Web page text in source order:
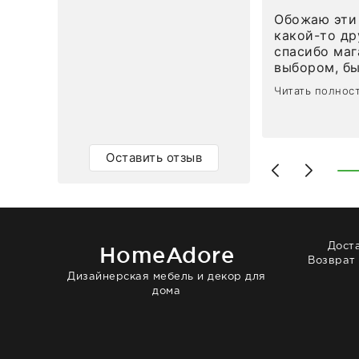
Оставить отзыв
Обожаю эти
какой-то
спасибо
выбором,
сервисом.
чайные
доставили
торжеству.
Читать
HomeAdore
Дизайнерская мебель и декор для
дома
Возврат